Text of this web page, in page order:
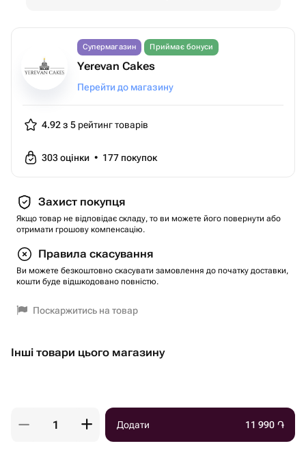
Супермагазин Приймає бонуси
Yerevan Cakes
Перейти до магазину
4.92 з 5 рейтинг товарів
303оцінки • 177 покупок
Захист покупця
Якщо товар не відповідає складу, то ви можете його повернути або
отримати грошову компенсацію.
Правила скасування
Ви можете безкоштовно скасувати замовлення до початку доставки,
кошти буде відшкодовано повністю.
Поскаржитись на товар
Інші товари цього магазину
Додати 11 990 ֏